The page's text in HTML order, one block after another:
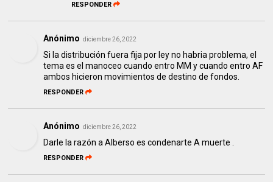
RESPONDER
Anónimo diciembre 26, 2022
Si la distribución fuera fija por ley no habria problema, el
tema es el manoceo cuando entro MM y cuando entro AF
ambos hicieron movimientos de destino de fondos.
RESPONDER
Anónimo diciembre 26, 2022
Darle la razón a Alberso es condenarte A muerte .
RESPONDER